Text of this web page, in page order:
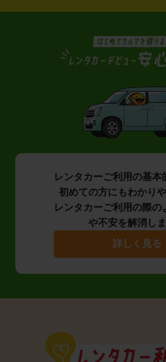
レンタカーご利用の基本
初めての方にもわかりや
レンタカーご利用の際の
や不安を解消しま
詳しく見る